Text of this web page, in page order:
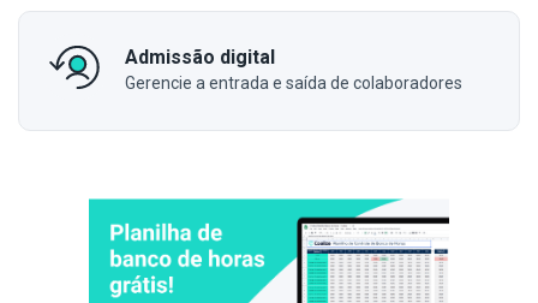
Admissão digital
Gerencie a entrada e saída de colaboradores